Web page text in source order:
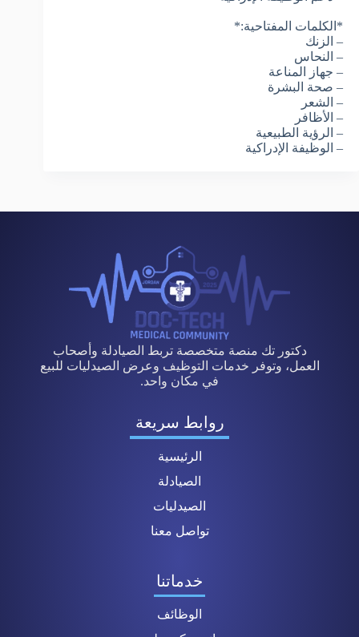
*الكلمات المفتاحية:*
– الزنك
– النحاس
– جهاز المناعة
– صحة البشرة
– الشعر
– الأظافر
– الرؤية الطبيعية
– الوظيفة الإدراكية
دكتور تك منصة متخصصة تربط الصيادلة وأصحاب
العمل، وتوفر خدمات التوظيف وعرض الصيدليات للبيع
في مكان واحد.
روابط سريعة
الرئيسية
الصيادلة
الصيدليات
تواصل معنا
خدماتنا
الوظائف